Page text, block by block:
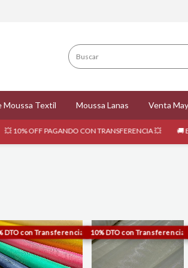
Moussa Textil Moussa Lanas Venta
CON TRANSFERENCIA 💥 🚚 ENVÍOS